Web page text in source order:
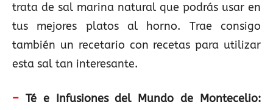
trata de sal marina natural que podrás usar en
tus mejores platos al horno. Trae consigo
también un recetario con recetas para utilizar
esta sal tan interesante.
– Té e Infusiones del Mundo de Montecelio: